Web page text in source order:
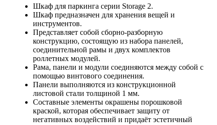
Шкаф для паркинга серии Storage 2.
Шкаф предназначен для хранения вещей и
инструментов.
Представляет собой сборно-разборную
конструкцию, состоящую из набора панелей,
соединительной рамы и двух комплектов
роллетных модулей.
Рама, панели и модули соединяются между собой с
помощью винтового соединения.
Панели выполняются из конструкционной
листовой стали толщиной 1 мм.
Составные элементы окрашены порошковой
краской, которая обеспечивает защиту от
негативных воздействий и придаёт эстетичный